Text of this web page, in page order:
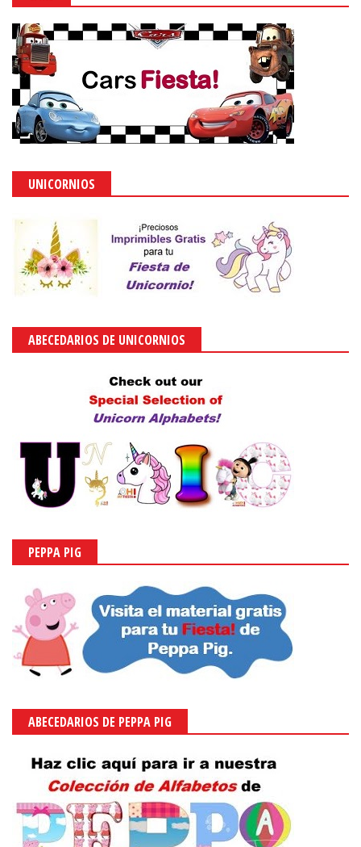
UNICORNIOS
ABECEDARIOS DE UNICORNIOS
PEPPA PIG
ABECEDARIOS DE PEPPA PIG